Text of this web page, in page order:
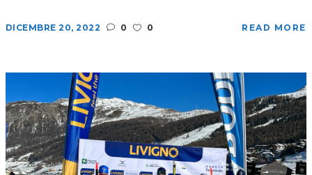
DICEMBRE 20, 2022 0 0 READ MORE